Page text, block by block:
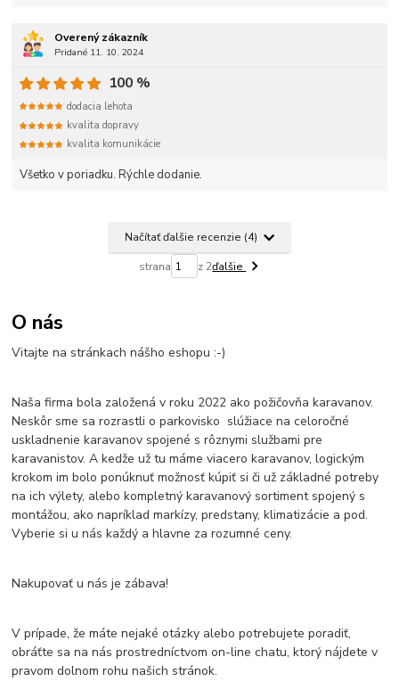
Overený zákazník
Pridané 11. 10. 2024
Všetko v poriadku. Rýchle dodanie.
100 %
dodacia lehota
kvalita dopravy
kvalita komunikácie
Načítať ďalšie recenzie (4)
strana z 2ďalšie
O nás
Vitajte na stránkach nášho eshopu :-)
Naša firma bola založená v roku 2022 ako požičovňa karavanov.
Neskôr sme sa rozrastli o parkovisko slúžiace na celoročné
uskladnenie karavanov spojené s rôznymi službami pre
karavanistov. A kedže už tu máme viacero karavanov, logickým
krokom im bolo ponúknuť možnosť kúpiť si či už základné potreby
na ich výlety, alebo kompletný karavanový sortiment spojený s
montážou, ako napríklad markízy, predstany, klimatizácie a pod.
Vyberie si u nás každý a hlavne za rozumné ceny.
Nakupovať u nás je zábava!
V prípade, že máte nejaké otázky alebo potrebujete poradiť,
obráťte sa na nás prostredníctvom on-line chatu, ktorý nájdete v
pravom dolnom rohu našich stránok.